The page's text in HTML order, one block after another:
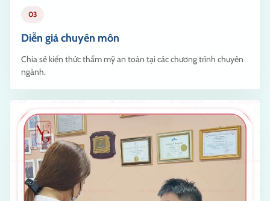
03
Diễn giả chuyên môn
Chia sẻ kiến thức thẩm mỹ an toàn tại các chương trình chuyên
ngành.